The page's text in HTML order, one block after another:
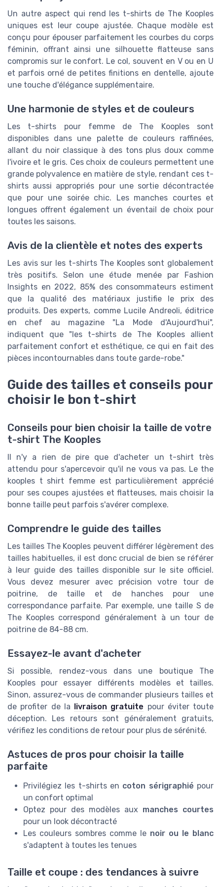
Un autre aspect qui rend les t-shirts de The Kooples
uniques est leur coupe ajustée. Chaque modèle est
conçu pour épouser parfaitement les courbes du corps
féminin, offrant ainsi une silhouette flatteuse sans
compromis sur le confort. Le col, souvent en V ou en U
et parfois orné de petites finitions en dentelle, ajoute
une touche d'élégance supplémentaire.
Une harmonie de styles et de couleurs
Les t-shirts pour femme de The Kooples sont
disponibles dans une palette de couleurs raffinées,
allant du noir classique à des tons plus doux comme
l'ivoire et le gris. Ces choix de couleurs permettent une
grande polyvalence en matière de style, rendant ces t-
shirts aussi appropriés pour une sortie décontractée
que pour une soirée chic. Les manches courtes et
longues offrent également un éventail de choix pour
toutes les saisons.
Avis de la clientèle et notes des experts
Les avis sur les t-shirts The Kooples sont globalement
très positifs. Selon une étude menée par Fashion
Insights en 2022, 85% des consommateurs estiment
que la qualité des matériaux justifie le prix des
produits. Des experts, comme Lucile Andreoli, éditrice
en chef au magazine "La Mode d'Aujourd'hui",
indiquent que "les t-shirts de The Kooples allient
parfaitement confort et esthétique, ce qui en fait des
pièces incontournables dans toute garde-robe."
Guide des tailles et conseils pour
choisir le bon t-shirt
Conseils pour bien choisir la taille de votre
t-shirt The Kooples
Il n'y a rien de pire que d'acheter un t-shirt très
attendu pour s'apercevoir qu'il ne vous va pas. Le the
kooples t shirt femme est particulièrement apprécié
pour ses coupes ajustées et flatteuses, mais choisir la
bonne taille peut parfois s'avérer complexe.
Comprendre le guide des tailles
Les tailles The Kooples peuvent différer légèrement des
tailles habituelles, il est donc crucial de bien se référer
à leur guide des tailles disponible sur le site officiel.
Vous devez mesurer avec précision votre tour de
poitrine, de taille et de hanches pour une
correspondance parfaite. Par exemple, une taille S de
The Kooples correspond généralement à un tour de
poitrine de 84-88 cm.
Essayez-le avant d'acheter
Si possible, rendez-vous dans une boutique The
Kooples pour essayer différents modèles et tailles.
Sinon, assurez-vous de commander plusieurs tailles et
de profiter de la
livraison gratuite pour éviter toute
déception. Les retours sont généralement gratuits,
vérifiez les conditions de retour pour plus de sérénité.
Astuces de pros pour choisir la taille
parfaite
Privilégiez les t-shirts en coton sérigraphié pour
un confort optimal
Optez pour des modèles aux manches courtes
pour un look décontracté
Les couleurs sombres comme le noir ou le blanc
s'adaptent à toutes les tenues
Taille et coupe : des tendances à suivre